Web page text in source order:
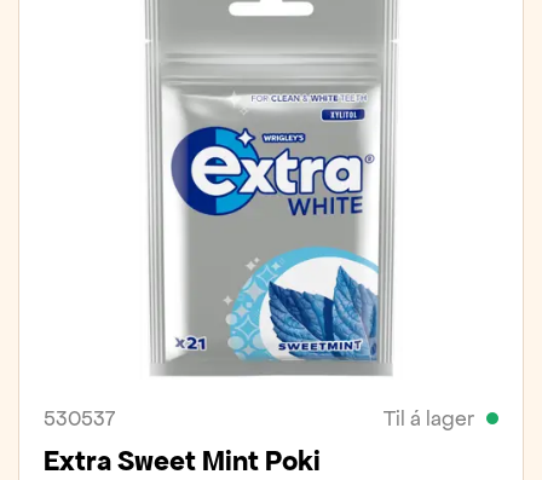
530537 Til á lager
Extra Sweet Mint Poki